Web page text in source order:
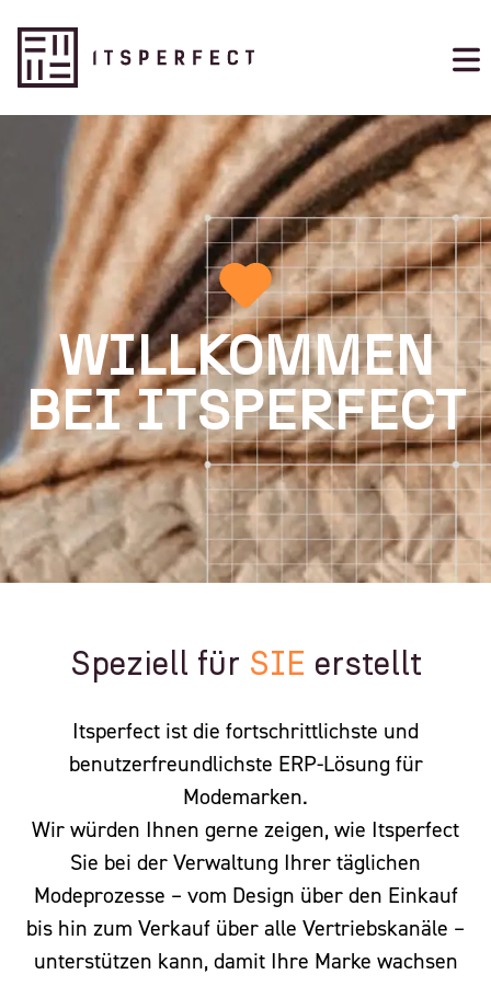
WILLKOMMEN
BEI ITSPERFECT
Speziell für SIE erstellt
Itsperfect ist die fortschrittlichste und
benutzerfreundlichste ERP-Lösung für
Modemarken.
Wir würden Ihnen gerne zeigen, wie Itsperfect
Sie bei der Verwaltung Ihrer täglichen
Modeprozesse – vom Design über den Einkauf
bis hin zum Verkauf über alle Vertriebskanäle –
unterstützen kann, damit Ihre Marke wachsen